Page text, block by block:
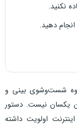
نکنید.
دهید.
شست‌وشوی بینی و
یکسان نیست. دستور
اولویت داشته